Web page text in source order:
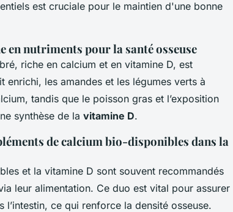
est cruciale pour le maintien d'une bonne
nutriments pour la santé osseuse
riche en calcium et en vitamine D, est
enrichi, les amandes et les légumes verts à
tandis que le poisson gras et l’exposition
synthèse de la vitamine D.
de calcium bio-disponibles dans la
et la vitamine D sont souvent recommandés
leur alimentation. Ce duo est vital pour assurer
ce qui renforce la densité osseuse.